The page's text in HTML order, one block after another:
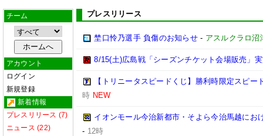
チーム
アカウント
ログイン
新規登録
新着情報
プレスリリース (7)
ニュース (22)
プレスリリース
埜口怜乃選手 負傷のお知らせ - アスルクラロ沼
8/15(土)広島戦「シーズンチケット会場販売」
【トリニータスピードくじ】勝利時限定スピー
時 NEW
イオンモール今治新都市・そよら今治馬越にお
- 12時